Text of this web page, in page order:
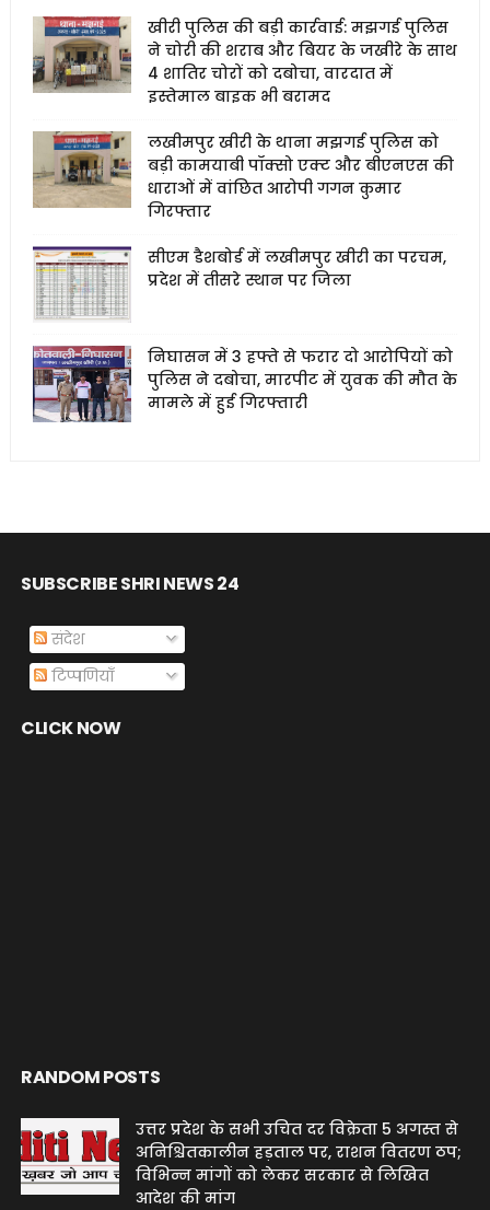
खीरी पुलिस की बड़ी कार्रवाई: मझगई पुलिस
ने चोरी की शराब और बियर के जखीरे के साथ
4 शातिर चोरों को दबोचा, वारदात में
इस्तेमाल बाइक भी बरामद
लखीमपुर खीरी के थाना मझगई पुलिस को
बड़ी कामयाबी पॉक्सो एक्ट और बीएनएस की
धाराओं में वांछित आरोपी गगन कुमार
गिरफ्तार
सीएम डैशबोर्ड में लखीमपुर खीरी का परचम,
प्रदेश में तीसरे स्थान पर जिला
निघासन में 3 हफ्ते से फरार दो आरोपियों को
पुलिस ने दबोचा, मारपीट में युवक की मौत के
मामले में हुई गिरफ्तारी
SUBSCRIBE SHRI NEWS 24
संदेश
टिप्पणियाँ
CLICK NOW
RANDOM POSTS
उत्तर प्रदेश के सभी उचित दर विक्रेता 5 अगस्त से
अनिश्चितकालीन हड़ताल पर, राशन वितरण ठप;
विभिन्न मांगों को लेकर सरकार से लिखित
आदेश की मांग